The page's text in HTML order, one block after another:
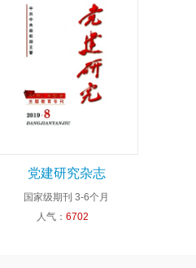
党建研究杂志
国家级期刊 3-6个月
人气： 6702